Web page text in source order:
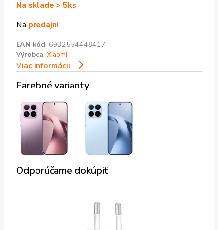
Na sklade > 5ks
Na predajni
EAN kód: 6932554448417
Výrobca: Xiaomi
Viac informácii
Farebné varianty
Odporúčame dokúpiť